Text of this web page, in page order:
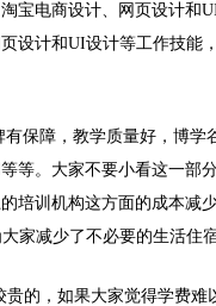
宝电商设计、网页设计和
设计和UI设计等工作技能
有保障，教学质量好，博学
等。大家不要小看这一
培训机构这方面的成本减
家减少了不必要的生活住
贵的，如果大家觉得学费